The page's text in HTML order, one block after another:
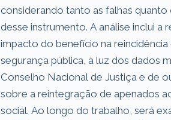
considerando tanto as falhas quanto
desse instrumento. A análise inclui a
impacto do benefício na reincidência
segurança pública, à luz dos dados
Conselho Nacional de Justiça e de
sobre a reintegração de apenados
social. Ao longo do trabalho, será